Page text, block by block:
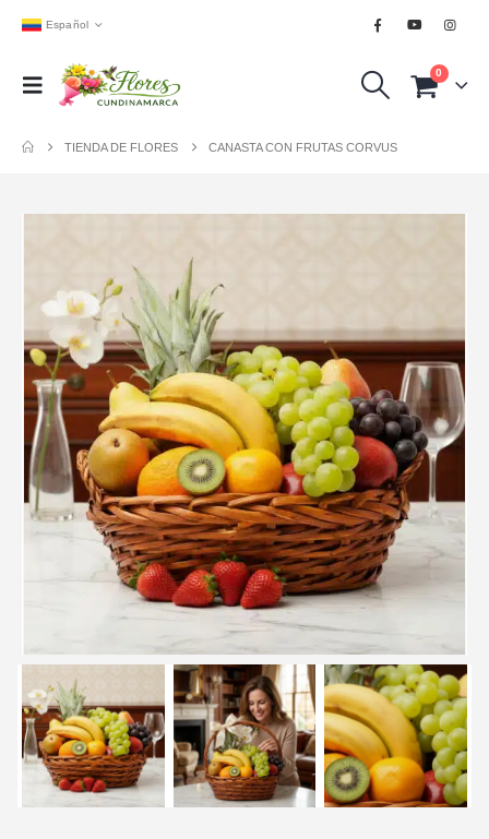
Español
0
TIENDA DE FLORES CANASTA CON FRUTAS CORVUS